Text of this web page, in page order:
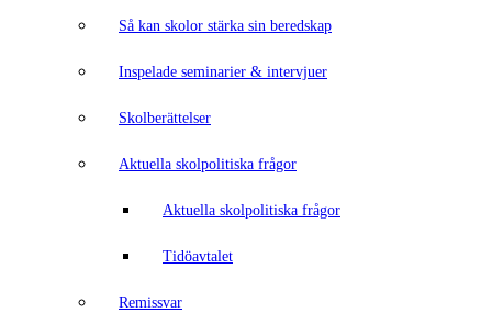
Så kan skolor stärka sin beredskap
Inspelade seminarier & intervjuer
Skolberättelser
Aktuella skolpolitiska frågor
Aktuella skolpolitiska frågor
Tidöavtalet
Remissvar